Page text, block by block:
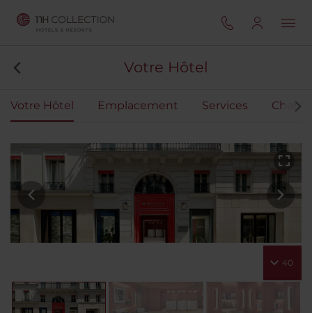
Votre Hôtel
Votre Hôtel Emplacement Services
40